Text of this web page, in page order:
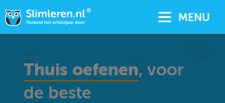
MENU
Thuis oefenen, voor
de beste